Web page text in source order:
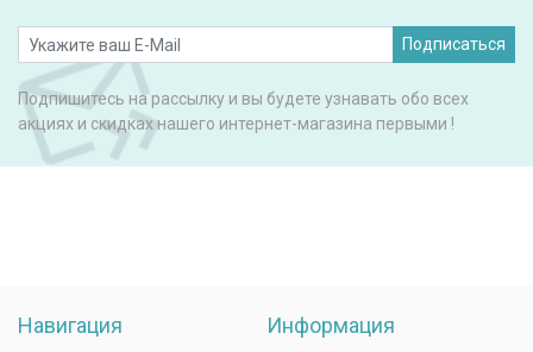
Подписаться
Подпишитесь на рассылку и вы будете узнавать обо всех
акциях и скидках нашего интернет-магазина первыми !
Навигация Информация